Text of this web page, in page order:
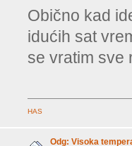
Obično kad
idućih sat
se vratim sve
HAS
Odg: Visoka